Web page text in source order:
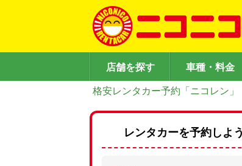
店舗を探す 車種・料金
格安レンタカー予約「ニコレン」
レンタカーを予約しよう